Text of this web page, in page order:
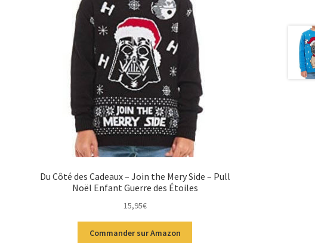
Du Côté des Cadeaux – Join the Mery Side – Pull
Noël Enfant Guerre des Étoiles
15,95€
Commander sur Amazon